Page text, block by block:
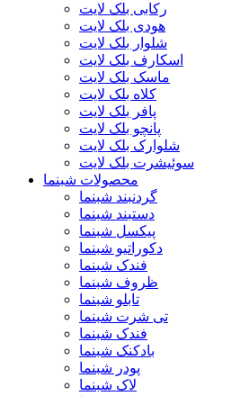
رکابی بلک لایت
هودی بلک لایت
شلوار بلک لایت
اسکارف بلک لایت
ماسک بلک لایت
کلاه بلک لایت
پافر بلک لایت
پانچو بلک لایت
شلوارک بلک لایت
سوئیشرت بلک لایت
محصولات شبنما
گردنبند شبنما
دستبند شبنما
پیکسل شبنما
دکوراتیو شبنما
فندک شبنما
ظروف شبنما
تابلو شبنما
تی شرت شبنما
فندک شبنما
بادکنک شبنما
پودر شبنما
لاک شبنما